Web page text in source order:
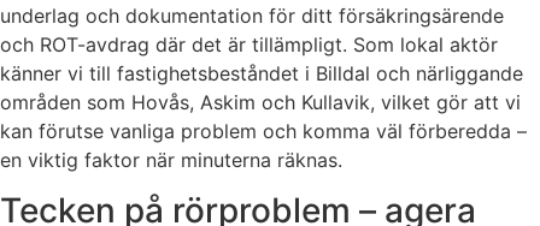
underlag och dokumentation för ditt försäkringsärende
och ROT-avdrag där det är tillämpligt. Som lokal aktör
känner vi till fastighetsbeståndet i Billdal och närliggande
områden som Hovås, Askim och Kullavik, vilket gör att vi
kan förutse vanliga problem och komma väl förberedda –
en viktig faktor när minuterna räknas.
Tecken på rörproblem – agera